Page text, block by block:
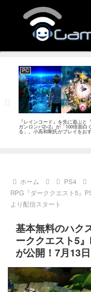
PC
『レインコード』を先に遊ぶと
ガンロンパ2×2』が「100倍面白
る」。小高和剛氏がプレイをお
ホーム PS4
RPG『ダーククエスト5』
より配信スタート
基本無料のハク
ーククエスト5
が公開！7月13